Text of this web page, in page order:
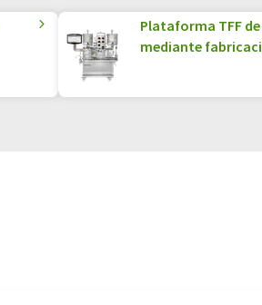
Plataforma TFF
mediante